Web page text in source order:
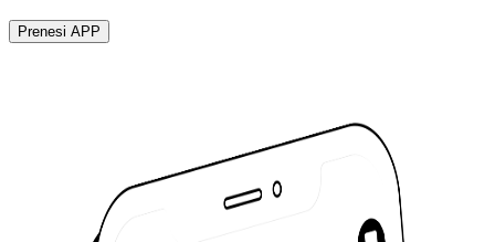
Prenesi APP